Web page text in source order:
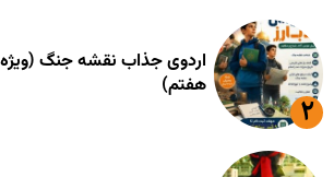
اردوی جذاب نقشه جنگ
هفتم)